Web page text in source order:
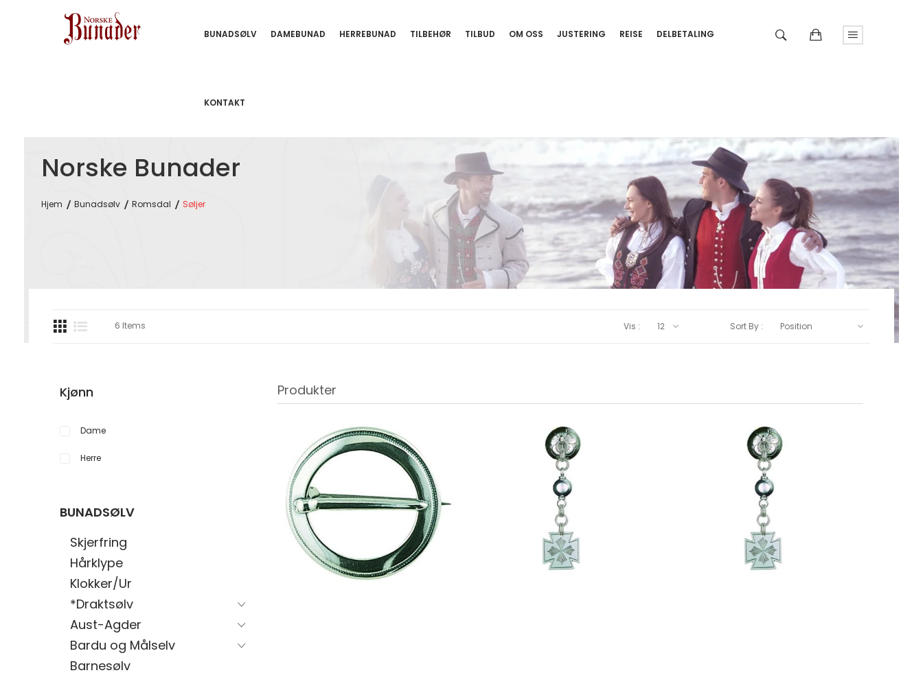
BUNADSØLV DAMEBUNAD HERREBUNAD TILBEHØR TILBUD OM OSS JUSTERING REISE DELBETALING
KONTAKT
Norske Bunader
Hjem Bunadsølv Romsdal Søljer
Kjønn
Dame
Herre
BUNADSØLV
Skjerfring
Hårklype
Klokker/Ur
*Draktsølv
Aust-Agder
Bardu og Målselv
Barnesølv
Produkter
6 Items Vis : Sort By :